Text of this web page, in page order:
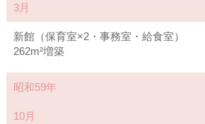
3月
新館（保育室×2・事務室・給食室）
262m²増築
昭和59年
10月